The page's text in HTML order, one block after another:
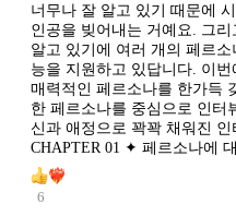
너무나 잘 알고 있기 때문에
인공을 빚어내는 거예요. 그
알고 있기에 여러 개의 페르
능을 지원하고 있답니다. 이
매력적인 페르소나를 한가득
한 페르소나를 중심으로 인터
신과 애정으로 꽉꽉 채워진
CHAPTER 01 ✦ 페르소나에
6